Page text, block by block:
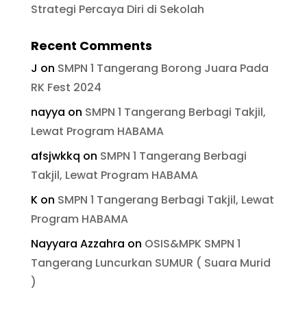
Strategi Percaya Diri di Sekolah
Recent Comments
J on SMPN 1 Tangerang Borong Juara Pada
RK Fest 2024
nayya on SMPN 1 Tangerang Berbagi Takjil,
Lewat Program HABAMA
afsjwkkq on SMPN 1 Tangerang Berbagi
Takjil, Lewat Program HABAMA
Kon SMPN 1 Tangerang Berbagi Takjil, Lewat
Program HABAMA
Nayyara Azzahra on OSIS&MPK SMPN 1
Tangerang Luncurkan SUMUR ( Suara Murid
)